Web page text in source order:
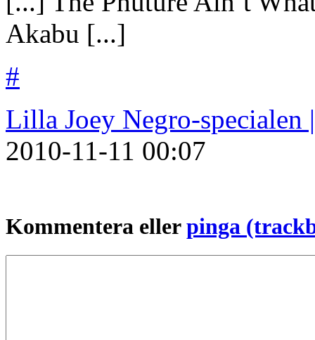
Akabu [...]
#
Lilla Joey Negro-specialen
2010-11-11 00:07
Kommentera ellerpinga